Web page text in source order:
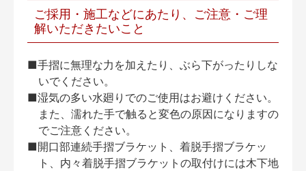
ご採用・施工などにあたり、ご注意・ご理
解いただきたいこと
■手摺に無理な力を加えたり、ぶら下がったりしな
いでください。
■湿気の多い水廻りでのご使用はお避けください。
また、濡れた手で触ると変色の原因になりますの
でご注意ください。
■開口部連続手摺ブラケット、着脱手摺ブラケッ
ト、内々着脱手摺ブラケットの取付けには木下地